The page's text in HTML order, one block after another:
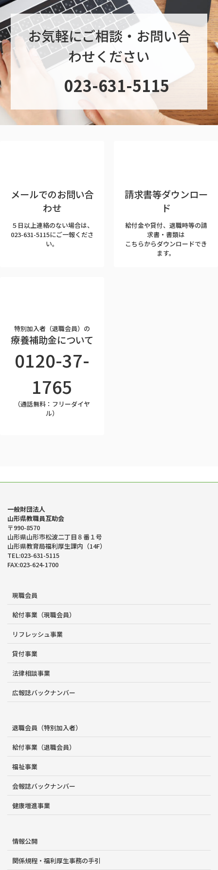
お気軽にご相談・お問い合
わせください
023-631-5115
プ
ン
メールでのお問い合
わせ
５日以上連絡のない場合は、
023-631-5115にご一報くださ
い。
請求書等ダウンロー
ド
給付金や貸付、退職時等の請
求書・書類は
こちらからダウンロードでき
ます。
特別加入者（退職会員）の
療養補助金について
0120-37-
1765
（通話無料：フリーダイヤ
ル）
一般財団法人
山形県教職員互助会
〒990-8570
山形県山形市松波二丁目８番１号
山形県教育局福利厚生課内（14F）
TEL:023-631-5115
FAX:023-624-1700
現職会員
給付事業（現職会員）
リフレッシュ事業
貸付事業
法律相談事業
広報誌バックナンバー
退職会員（特別加入者）
給付事業（退職会員）
福祉事業
会報誌バックナンバー
健康増進事業
情報公開
関係規程・福利厚生事務の手引